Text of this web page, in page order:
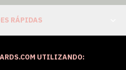
RÁPIDAS
UTILIZANDO: